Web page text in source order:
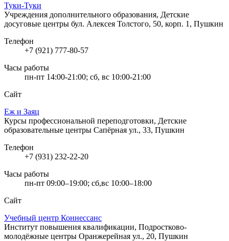
Туки-Туки
Учреждения дополнительного образования, Детские
досуговые центры бул. Алексея Толстого, 50, корп. 1, Пушкин
Телефон
+7 (921) 777-80-57
Часы работы
пн-пт 14:00-21:00; сб, вс 10:00-21:00
Сайт
Еж и Заяц
Курсы профессиональной переподготовки, Детские
образовательные центры Сапёрная ул., 33, Пушкин
Телефон
+7 (931) 232-22-20
Часы работы
пн-пт 09:00–19:00; сб,вс 10:00–18:00
Сайт
Учебный центр Коннессанс
Институт повышения квалификации, Подростково-
молодёжные центры Оранжерейная ул., 20, Пушкин